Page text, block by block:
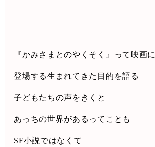
『かみさまとのやくそく』って映画に
登場する生まれてきた目的を語る
子どもたちの声をきくと
あっちの世界があるってことも
SF小説ではなくて